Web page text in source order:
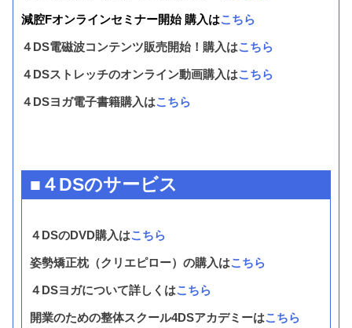
減腔Fオンラインセミナー開始 購入はこちら
４DS電磁波コンテンツ販売開始！購入はこちら
４DSストレッチのオンライン動画購入はこちら
４DSヨガ電子書籍購入はこちら
■４DSのサービス
４DSのDVD購入はこちら
姿勢矯正枕（クリエピロー）の購入はこちら
４DSヨガについて詳しくはこちら
開業のための整体スクール4DSアカデミーはこちら